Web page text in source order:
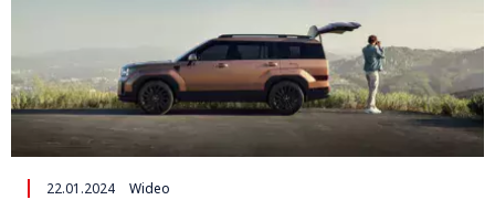
22.01.2024 Wideo